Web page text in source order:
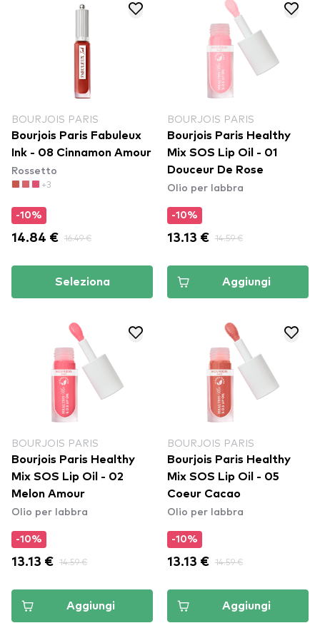
BOURJOIS PARIS
Bourjois Paris Fabuleux
Ink - 08 Cinnamon Amour
Rossetto
+3
-10%
14.84 € 16.49 €
Seleziona
BOURJOIS PARIS
Bourjois Paris Healthy
Mix SOS Lip Oil - 01
Douceur De Rose
Olio per labbra
-10%
13.13 € 14.59 €
Aggiungi
BOURJOIS PARIS
Bourjois Paris Healthy
Mix SOS Lip Oil - 02
Melon Amour
Olio per labbra
-10%
13.13 € 14.59 €
Aggiungi
BOURJOIS PARIS
Bourjois Paris Healthy
Mix SOS Lip Oil - 05
Coeur Cacao
Olio per labbra
-10%
13.13 € 14.59 €
Aggiungi